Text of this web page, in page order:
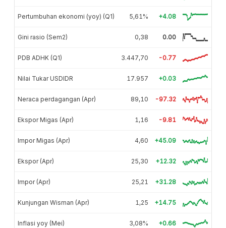
Pertumbuhan ekonomi (yoy) (Q1) 5,61% +4.08
Gini rasio (Sem2) 0,38 0.00
PDB ADHK (Q1) 3.447,70 -0.77
Nilai Tukar USDIDR 17.957 +0.03
Neraca perdagangan (Apr) 89,10 -97.32
Ekspor Migas (Apr) 1,16 -9.81
Impor Migas (Apr) 4,60 +45.09
Ekspor (Apr) 25,30 +12.32
Impor (Apr) 25,21 +31.28
Kunjungan Wisman (Apr) 1,25 +14.75
Inflasi yoy (Mei) 3,08% +0.66